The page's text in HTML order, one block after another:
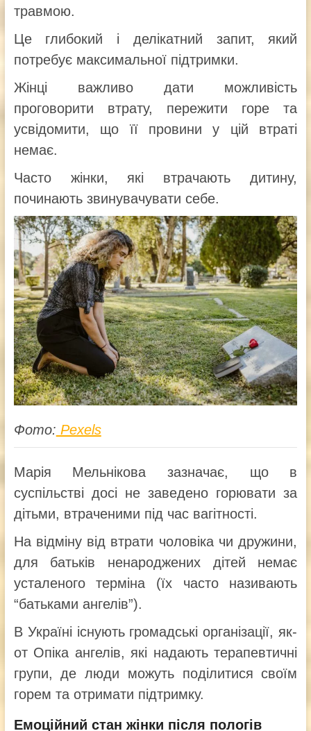
травмою.
Це глибокий і делікатний запит, який
потребує максимальної підтримки.
Жінці важливо дати можливість
проговорити втрату, пережити горе та
усвідомити, що її провини у цій втраті
немає.
Часто жінки, які втрачають дитину,
починають звинувачувати себе.
Фото: Pexels
Марія Мельнікова зазначає, що в
суспільстві досі не заведено горювати за
дітьми, втраченими під час вагітності.
На відміну від втрати чоловіка чи дружини,
для батьків ненароджених дітей немає
усталеного терміна (їх часто називають
“батьками ангелів”).
В Україні існують громадські організації, як-
от Опіка ангелів, які надають терапевтичні
групи, де люди можуть поділитися своїм
горем та отримати підтримку.
Емоційний стан жінки після пологів